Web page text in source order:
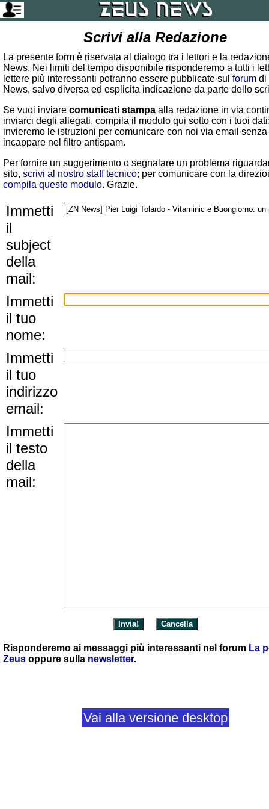
Scrivi alla Redazione
La presente form è riservata al dialogo tra i lettori e la
News. Nei limiti del tempo disponibile risponderemo a tutti i
lettere più interessanti potranno essere pubblicate sul forum di
News, salvo diversa ed esplicita indicazione da parte dello
Se vuoi inviare comunicati stampa alla redazione in via
inviarci degli allegati, compila il modulo qui sotto con i tuoi
invieremo le istruzioni per comunicare con noi via email senza
incappare nel filtro antispam.
Per fornire un suggerimento o segnalare un problema
sito, scrivi al nostro staff tecnico; per comunicare con la
compila questo modulo. Grazie.
Immetti
il
subject
della
mail:
Immetti
il tuo
nome:
Immetti
il tuo
indirizzo
email:
Immetti
il testo
della
mail:
Risponderemo ai messaggi più interessanti nel forum La
Zeus oppure sulla newsletter.
Vai alla versione desktop